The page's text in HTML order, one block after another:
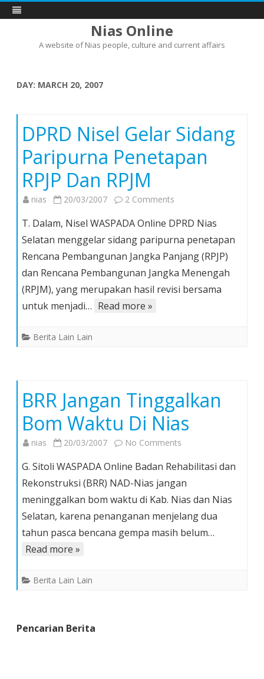
Nias Online
A website of Nias people, culture and current affairs
DAY: MARCH 20, 2007
DPRD Nisel Gelar Sidang
Paripurna Penetapan
RPJP Dan RPJM
nias 20/03/2007 2 Comments
Nisel
Gelar
Sidang
Paripurna
Penetapan
T. Dalam, Nisel WASPADA Online DPRD Nias
Selatan menggelar sidang paripurna penetapan
Rencana Pembangunan Jangka Panjang (RPJP)
dan Rencana Pembangunan Jangka Menengah
(RPJM), yang merupakan hasil revisi bersama
untuk menjadi… Read more »
Berita Lain Lain
BRR Jangan Tinggalkan
Bom Waktu Di Nias
nias 20/03/2007 No Comments
Jangan
Tinggalkan
Bom
Waktu
Di
G. Sitoli WASPADA Online Badan Rehabilitasi dan
Rekonstruksi (BRR) NAD-Nias jangan
meninggalkan bom waktu di Kab. Nias dan Nias
Selatan, karena penanganan menjelang dua
tahun pasca bencana gempa masih belum…
Read more »
Berita Lain Lain
Pencarian Berita